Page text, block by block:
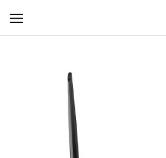
РЕШЕНИЯ ДЛЯ ДОМА
ДЛЯ БИЗНЕСА
ДЛЯ ОПЕРАТОРОВ СВЯЗИ